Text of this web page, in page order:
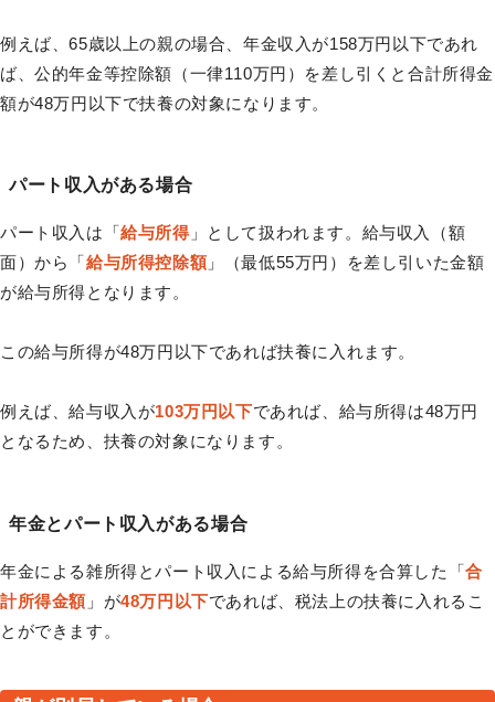
例えば、65歳以上の親の場合、年金収入が158万円以下であれ
ば、公的年金等控除額（一律110万円）を差し引くと合計所得金
額が48万円以下で扶養の対象になります。
パート収入がある場合
パート収入は「給与所得」として扱われます。給与収入（額
面）から「給与所得控除額」（最低55万円）を差し引いた金額
が給与所得となります。
この給与所得が48万円以下であれば扶養に入れます。
例えば、給与収入が103万円以下であれば、給与所得は48万円
となるため、扶養の対象になります。
年金とパート収入がある場合
年金による雑所得とパート収入による給与所得を合算した「合
計所得金額 」が48万円以下であれば、税法上の扶養に入れるこ
とができます。